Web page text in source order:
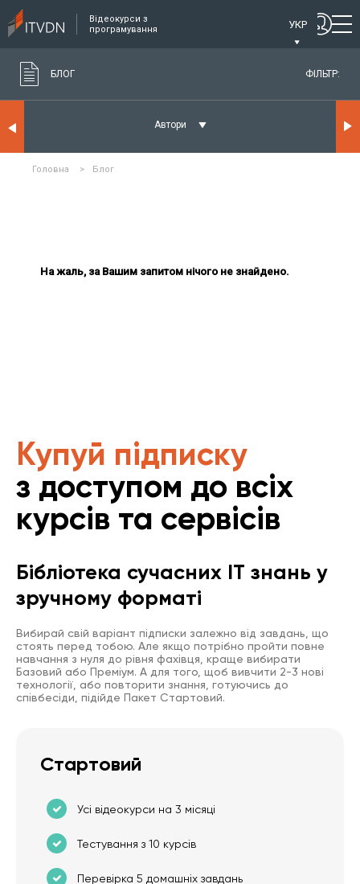
Відеокурси з
програмування
УКР
БЛОГ ФІЛЬТР:
Автори
Головна > Блог
На жаль, за Вашим запитом нічого не знайдено.
Купуй підписку
з доступом до всіх
курсів та сервісів
Бібліотека сучасних IT знань у
зручному форматі
Вибирай свій варіант підписки залежно від завдань, що
стоять перед тобою. Але якщо потрібно пройти повне
навчання з нуля до рівня фахівця, краще вибирати
Базовий або Преміум. А для того, щоб вивчити 2-3 нові
технології, або повторити знання, готуючись до
співбесіди, підійде Пакет Стартовий.
Стартовий
Усі відеокурси на 3 місяці
Тестування з 10 курсів
Перевірка 5 домашніх завдань